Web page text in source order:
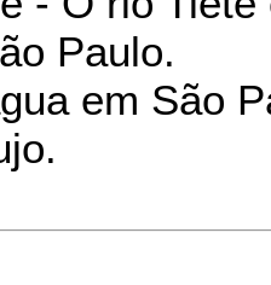
Paulo.
em São